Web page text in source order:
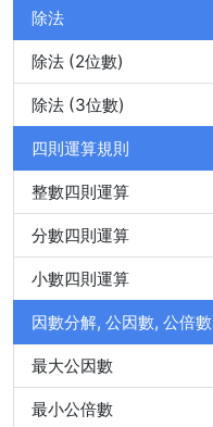
除法
除法 (2位數)
除法 (3位數)
四則運算規則
整數四則運算
分數四則運算
小數四則運算
因數分解, 公因數, 公倍數
最大公因數
最小公倍數